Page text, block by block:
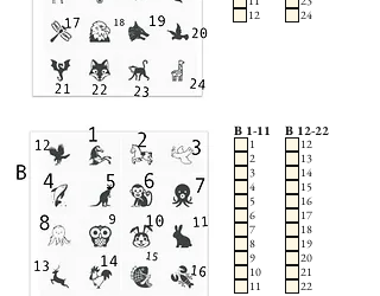
12
24
B 1-11
1
2
3
4
5
6
7
8
9
10
11
B 12-22
12
13
14
15
16
17
18
19
20
21
22